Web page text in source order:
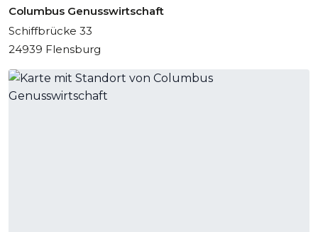
Columbus Genusswirtschaft
Schiffbrücke 33
24939 Flensburg